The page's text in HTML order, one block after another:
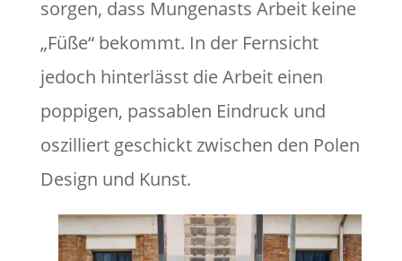
sorgen, dass Mungenasts Arbeit keine
„Füße“ bekommt. In der Fernsicht
jedoch hinterlässt die Arbeit einen
poppigen, passablen Eindruck und
oszilliert geschickt zwischen den Polen
Design und Kunst.